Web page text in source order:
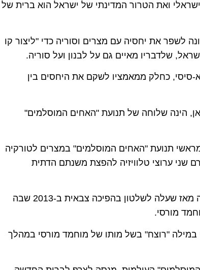
ואת הטרור המדינתי של ישראל הוא ברית של
לשפר את יחסיה עם מצרים וסוריה כדי "ליצור קו
שלדבריו מאיים גם על לבנון ועל סוריה.
כחלק ממאמציו לשקם את היחסים בין
הינה שלוחה של תנועת "האחים המוסלמים"
תנועת "האחים המוסלמים" במצרים לטורקיה
שני ערוצי טלוויזיה להפצת משנתם הדתית
זו הפעם הראשונה שבה הנשיא א-סיסי מבקר בטורקיה מאז שעלה לשלטון בהפיכה צבאית ב-2013 שבה
מורסי.
במילה "רוצח" בשל מותו של מוחמד מורסי במהלך